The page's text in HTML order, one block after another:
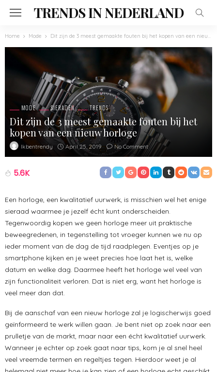
TRENDS IN NEDERLAND
Home Mode Dit zijn de 3 meest gemaakte fouten bij het kopen van een nieuw horloge
MODE SIERADEN TRENDS
Dit zijn de 3 meest gemaakte fouten bij het
kopen van een nieuw horloge
Ikbentrendy April 25, 2019 No Comment
5.6K
Een horloge, een kwalitatief uurwerk, is misschien wel het enige
sieraad waarmee je jezelf écht kunt onderscheiden.
Tegenwoordig kopen we geen horloge meer uit praktische
beweegredenen, in tegenstelling tot vroeger kunnen we nu op
ieder moment van de dag de tijd raadplegen. Eventjes op je
smartphone kijken en je weet precies hoe laat het is, welke
datum en welke dag. Daarmee heeft het horloge wel veel van
zijn functionaliteit verloren. Dat is niet erg, want het horloge is
veel meer dan dat.
Bij de aanschaf van een nieuw horloge zal je logischerwijs goed
geïnformeerd te werk willen gaan. Je bent niet op zoek naar een
prulletje van de markt, maar naar een écht kwalitatief uurwerk.
Wanneer je echter op zoek gaat naar tips, kom je al snel heel
veel vreemde termen en regeltjes tegen. Hierdoor weet je al